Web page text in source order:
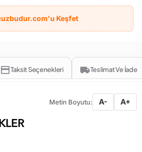
Keşfet
Taksit Seçenekleri Teslimat Ve İade
Metin Boyutu: A- A+